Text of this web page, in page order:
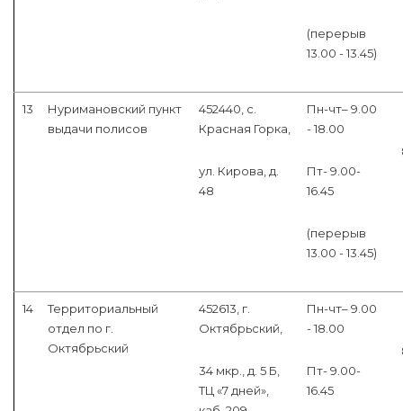
(перерыв
13.00 - 13.45)
13
Нуримановский пункт
выдачи полисов
452440, с.
Красная Горка,
ул. Кирова, д.
48
Пн-чт– 9.00
- 18.00
Пт- 9.00-
16.45
(перерыв
13.00 - 13.45)
14
Территориальный
отдел по г.
Октябрьский
452613, г.
Октябрьский,
34 мкр., д. 5 Б,
ТЦ «7 дней»,
Пн-чт– 9.00
- 18.00
Пт- 9.00-
16.45